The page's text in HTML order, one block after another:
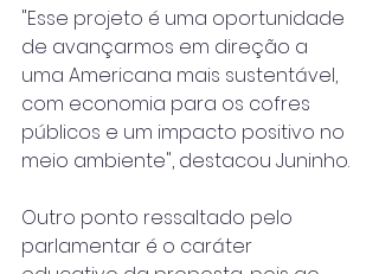
"Esse projeto é uma oportunidade
de avançarmos em direção a
uma Americana mais sustentável,
com economia para os cofres
públicos e um impacto positivo no
meio ambiente", destacou Juninho.
Outro ponto ressaltado pelo
parlamentar é o caráter